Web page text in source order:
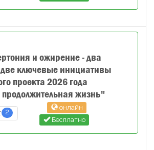
и ожирение - два
ключевые инициативы
проекта 2026 года
жизнь"
2
онлайн
Бесплатно